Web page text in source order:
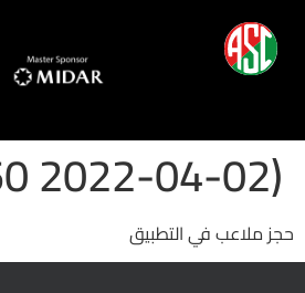
(2022-04-02 11:30:50 )
حجز ملاعب في التطبيق